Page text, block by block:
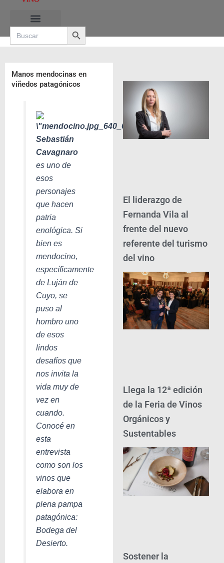
contenido
Search
for:
Search Button
Manos mendocinas en
viñedos patagónicos
Sebastián
Cavagnaro
es uno de
esos
personajes
que hacen
patria
enológica. Si
bien es
mendocino,
específicamente
de Luján de
Cuyo, se
puso al
hombro uno
de esos
lindos
desafíos que
nos invita la
vida muy de
vez en
cuando.
Conocé en
esta
entrevista
como son los
vinos que
elabora en
plena pampa
patagónica:
Bodega del
Desierto.
El liderazgo de
Fernanda Vila al
frente del nuevo
referente del turismo
del vino
Llega la 12ª edición
de la Feria de Vinos
Orgánicos y
Sustentables
Sostener la